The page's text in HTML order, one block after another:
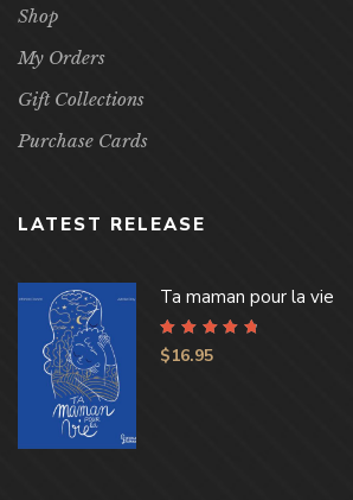
Shop
My Orders
Gift Collections
Purchase Cards
LATEST RELEASE
Ta maman pour la vie
Rated 4.96
of 5
$16.95